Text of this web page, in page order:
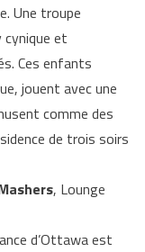
Une troupe
et
Ces enfants
jouent avec une
comme des
de trois soirs
, Lounge
d’Ottawa est